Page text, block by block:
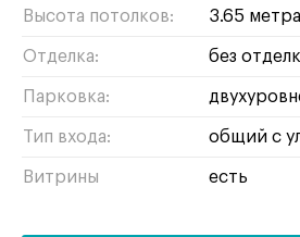
Высота потолков: 3.65 метра
Отделка: без
Парковка:
Тип входа: общий с
Витрины есть